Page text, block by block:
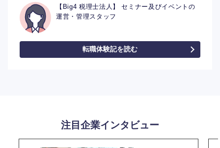
選択する
【Big4 税理士法人】 セミナー及びイベントの
運営・管理スタッフ
転職体験記を読む
注目企業インタビュー